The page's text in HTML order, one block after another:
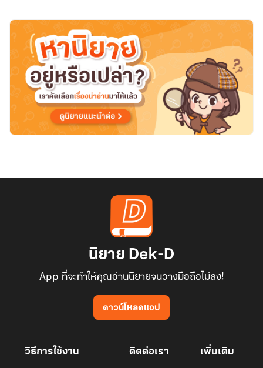
นิยาย Dek-D
App ที่จะทำให้คุณอ่านนิยายจนวางมือถือไม่ลง!
ดาวน์โหลดแอป
วิธีการใช้งาน ติดต่อเรา เพิ่มเติม